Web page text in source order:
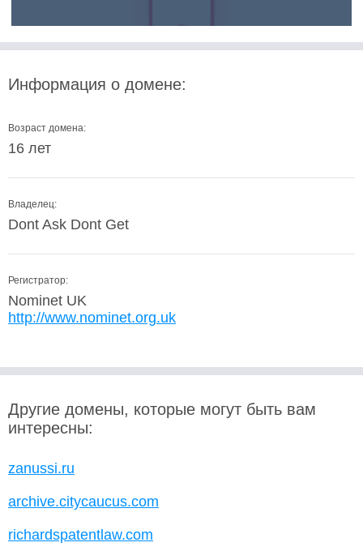
Информация о домене:
Возраст домена:
16 лет
Владелец:
Dont Ask Dont Get
Регистратор:
Nominet UK
http://www.nominet.org.uk
Другие домены, которые могут быть вам
интересны:
zanussi.ru
archive.citycaucus.com
richardspatentlaw.com